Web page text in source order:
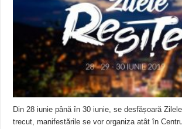
ANUNŢ OPRIRE APĂ în CARANSEBEȘ –
ANUNŢ OPRIRE APĂ în CARANSEBEȘ avarie
Din 28 iunie până în 30 iunie, se desfășoară
trecut, manifestările se vor organiza atât în